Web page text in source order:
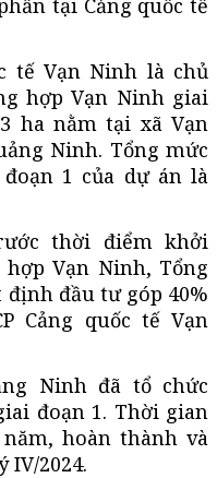
tại Cảng quốc tế
tế Vạn Ninh là chủ
hợp Vạn Ninh giai
ha nằm tại xã Vạn
Ninh. Tổng mức
1 của dự án là
thời điểm khởi
Vạn Ninh, Tổng
định đầu tư góp 40%
Cảng quốc tế Vạn
Ninh đã tổ chức
đoạn 1. Thời gian
hoàn thành và
IV/2024.